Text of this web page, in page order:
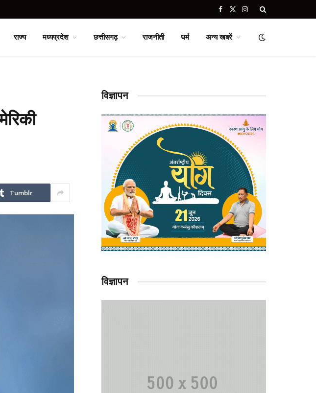
Facebook
X
Instagram
राज्य मध्यप्रदेश छत्तीसगढ़ राजनीती धर्म अन्य खबरें
Tumblr
विज्ञापन
विज्ञापन